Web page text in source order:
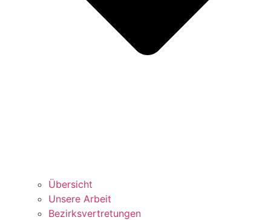
Über­sicht
Unse­re Arbeit
Bezirks­vertretungen